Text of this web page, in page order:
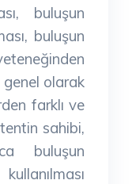
buluşun
buluşun
genel olarak
farklı ve
sahibi,
buluşun